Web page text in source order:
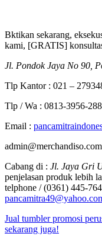
Bktikan sekarang,
kami, [GRATIS]
Jl. Pondok Jaya No 90,
Tlp Kantor : 021 –
Tlp / Wa : 0813-3956-
Email :
admin@merchandiso.com
Cabang di : Jl. Jaya Gri
penjelasan produk lebih
telphone / (0361) 445-
Jual tumbler promosi
sekarang juga!